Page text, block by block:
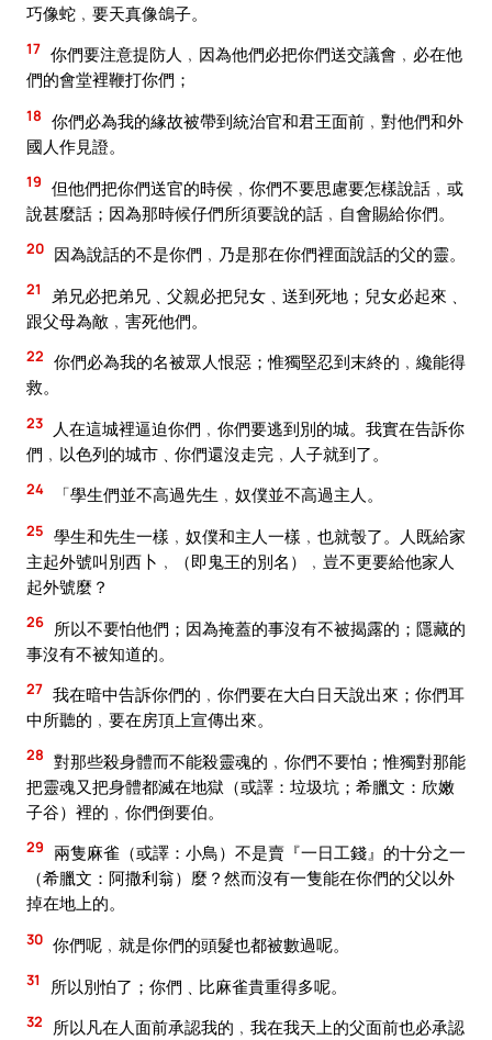
巧像蛇﹐要天真像鴿子。
17 你們要注意提防人﹐因為他們必把你們送交議會﹐必在他
們的會堂裡鞭打你們；
18 你們必為我的緣故被帶到統治官和君王面前﹐對他們和外
國人作見證。
19 但他們把你們送官的時侯﹐你們不要思慮要怎樣說話﹐或
說甚麼話；因為那時候仔們所須要說的話﹐自會賜給你們。
20 因為說話的不是你們﹐乃是那在你們裡面說話的父的靈。
21
弟兄必把弟兄﹑父親必把兒女﹑送到死地；兒女必起來﹑
跟父母為敵﹐害死他們。
22 你們必為我的名被眾人恨惡；惟獨堅忍到末終的﹐纔能得
救。
23
人在這城裡逼迫你們﹐你們要逃到別的城。我實在告訴你
們﹐以色列的城市﹑你們還沒走完﹐人子就到了。
24 「學生們並不高過先生﹐奴僕並不高過主人。
25 學生和先生一樣﹐奴僕和主人一樣﹐也就彀了。人既給家
主起外號叫別西卜﹐（即鬼王的別名）﹐豈不更要給他家人
起外號麼？
26
所以不要怕他們；因為掩蓋的事沒有不被揭露的；隱藏的
事沒有不被知道的。
27 我在暗中告訴你們的﹐你們要在大白日天說出來；你們耳
中所聽的﹐要在房頂上宣傳出來。
28 對那些殺身體而不能殺靈魂的﹐你們不要怕；惟獨對那能
把靈魂又把身體都滅在地獄（或譯：垃圾坑；希臘文：欣嫩
子谷）裡的﹐你們倒要伯。
29
兩隻麻雀（或譯：小鳥）不是賣『一日工錢』的十分之一
（希臘文：阿撒利翁）麼？然而沒有一隻能在你們的父以外
掉在地上的。
30 你們呢﹐就是你們的頭髮也都被數過呢。
31 所以別怕了；你們﹑比麻雀貴重得多呢。
32 所以凡在人面前承認我的﹐我在我天上的父面前也必承認